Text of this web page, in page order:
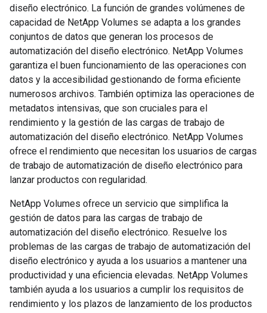
diseño electrónico. La función de grandes volúmenes de
capacidad de NetApp Volumes se adapta a los grandes
conjuntos de datos que generan los procesos de
automatización del diseño electrónico. NetApp Volumes
garantiza el buen funcionamiento de las operaciones con
datos y la accesibilidad gestionando de forma eficiente
numerosos archivos. También optimiza las operaciones de
metadatos intensivas, que son cruciales para el
rendimiento y la gestión de las cargas de trabajo de
automatización del diseño electrónico. NetApp Volumes
ofrece el rendimiento que necesitan los usuarios de cargas
de trabajo de automatización de diseño electrónico para
lanzar productos con regularidad.
NetApp Volumes ofrece un servicio que simplifica la
gestión de datos para las cargas de trabajo de
automatización del diseño electrónico. Resuelve los
problemas de las cargas de trabajo de automatización del
diseño electrónico y ayuda a los usuarios a mantener una
productividad y una eficiencia elevadas. NetApp Volumes
también ayuda a los usuarios a cumplir los requisitos de
rendimiento y los plazos de lanzamiento de los productos